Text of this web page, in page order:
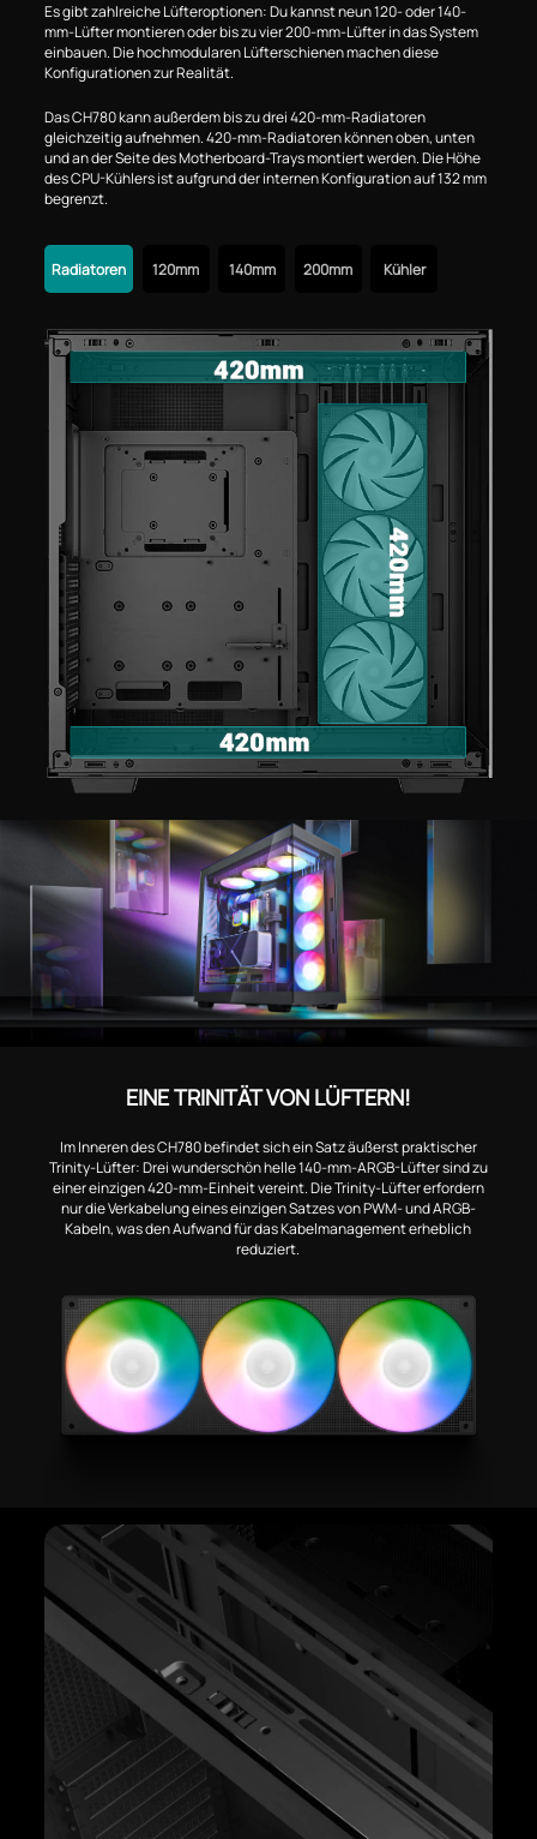
Es gibt zahlreiche Lüfteroptionen: Du kannst neun 120- oder 140-
mm-Lüfter montieren oder bis zu vier 200-mm-Lüfter in das System
einbauen. Die hochmodularen Lüfterschienen machen diese
Konfigurationen zur Realität.
Das CH780 kann außerdem bis zu drei 420-mm-Radiatoren
gleichzeitig aufnehmen. 420-mm-Radiatoren können oben, unten
und an der Seite des Motherboard-Trays montiert werden. Die Höhe
des CPU-Kühlers ist aufgrund der internen Konfiguration auf 132 mm
begrenzt.
Radiatoren 120mm 140mm 200mm Kühler
EINE TRINITÄT VON LÜFTERN!
Im Inneren des CH780 befindet sich ein Satz äußerst praktischer
Trinity-Lüfter: Drei wunderschön helle 140-mm-ARGB-Lüfter sind zu
einer einzigen 420-mm-Einheit vereint. Die Trinity-Lüfter erfordern
nur die Verkabelung eines einzigen Satzes von PWM- und ARGB-
Kabeln, was den Aufwand für das Kabelmanagement erheblich
reduziert.